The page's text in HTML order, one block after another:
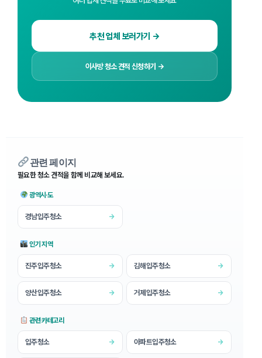
추천 업체 보러가기 →
이사방 청소 견적 신청하기 →
관련 페이지
필요한 청소 견적을 함께 비교해 보세요.
광역시·도
경남입주청소 →
인기 지역
진주입주청소 → 김해입주청소 →
양산입주청소 → 거제입주청소 →
관련 카테고리
입주청소 → 아파트입주청소 →